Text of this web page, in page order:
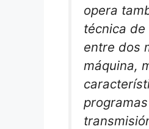
opera
técnica
entre dos
máquina,